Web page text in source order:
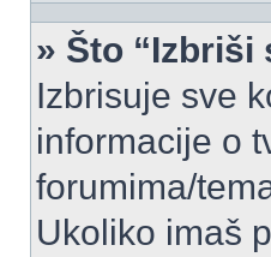
» Što “Izbriši
Izbrisuje sve
informacije o
forumima/
Ukoliko imaš